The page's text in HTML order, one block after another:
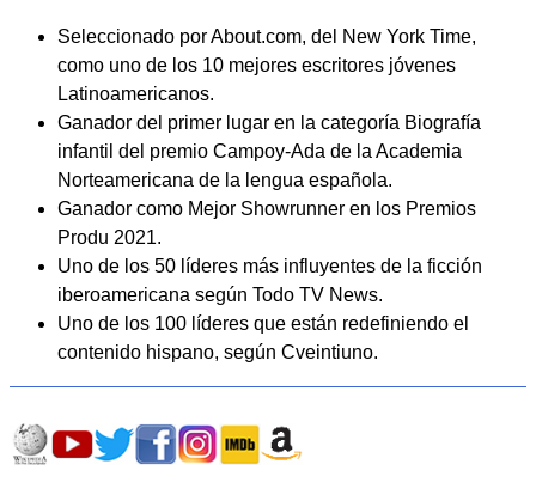
Seleccionado por About.com, del New York Time,
como uno de los 10 mejores escritores jóvenes
Latinoamericanos.
Ganador del primer lugar en la categoría Biografía
infantil del premio Campoy-Ada de la Academia
Norteamericana de la lengua española.
Ganador como Mejor Showrunner en los Premios
Produ 2021.
Uno de los 50 líderes más influyentes de la ficción
iberoamericana según Todo TV News.
Uno de los 100 líderes que están redefiniendo el
contenido hispano, según Cveintiuno.